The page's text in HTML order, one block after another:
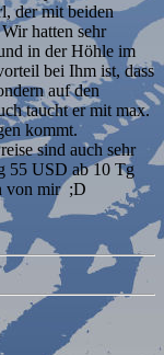
der mit beiden
hatten sehr
in der Höhle im
bei Ihm ist, dass
auf den
taucht er mit max.
kommt.
sind auch sehr
55 USD ab 10 Tg
von mir ;D